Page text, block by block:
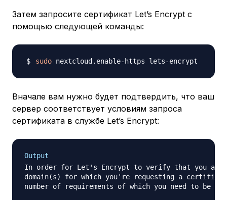
Затем запросите сертификат Let’s Encrypt с
помощью следующей команды:
sudo
Вначале вам нужно будет подтвердить, что ваш
сервер соответствует условиям запроса
сертификата в службе Let’s Encrypt:
Output
In order for Let's Encrypt to verify that you
domain(s) for which you're requesting a
number of requirements of which you need to be